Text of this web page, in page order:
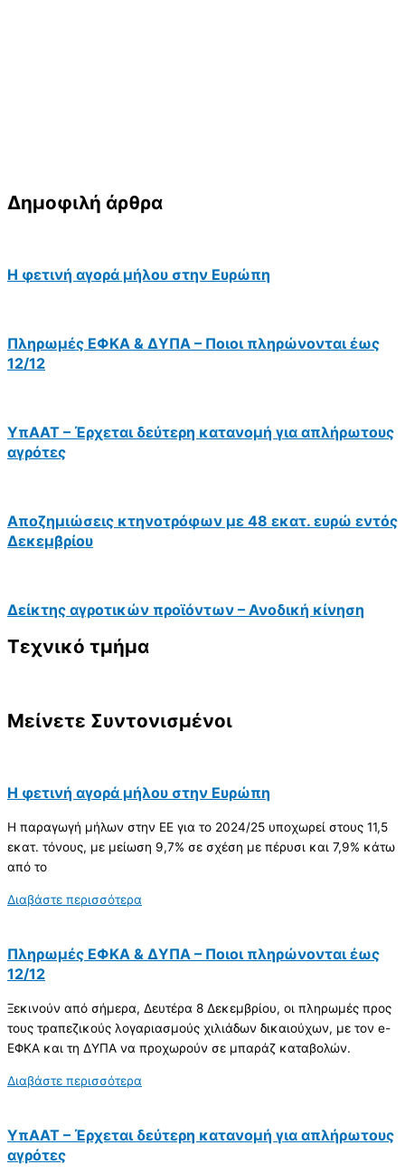
Δημοφιλή άρθρα
Η φετινή αγορά μήλου στην Ευρώπη
Πληρωμές ΕΦΚΑ & ΔΥΠΑ – Ποιοι πληρώνονται έως
12/12
ΥπΑΑΤ – Έρχεται δεύτερη κατανομή για απλήρωτους
αγρότες
Αποζημιώσεις κτηνοτρόφων με 48 εκατ. ευρώ εντός
Δεκεμβρίου
Δείκτης αγροτικών προϊόντων – Ανοδική κίνηση
Τεχνικό τμήμα
Μείνετε Συντονισμένοι
Η φετινή αγορά μήλου στην Ευρώπη
Η παραγωγή μήλων στην ΕΕ για το 2024/25 υποχωρεί στους 11,5
εκατ. τόνους, με μείωση 9,7% σε σχέση με πέρυσι και 7,9% κάτω
από το
Διαβάστε περισσότερα
Πληρωμές ΕΦΚΑ & ΔΥΠΑ – Ποιοι πληρώνονται έως
12/12
Ξεκινούν από σήμερα, Δευτέρα 8 Δεκεμβρίου, οι πληρωμές προς
τους τραπεζικούς λογαριασμούς χιλιάδων δικαιούχων, με τον e-
ΕΦΚΑ και τη ΔΥΠΑ να προχωρούν σε μπαράζ καταβολών.
Διαβάστε περισσότερα
ΥπΑΑΤ – Έρχεται δεύτερη κατανομή για απλήρωτους
αγρότες